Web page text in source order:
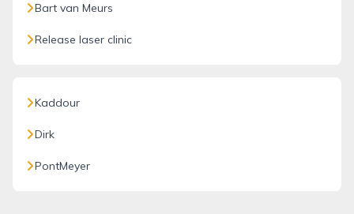
Bart van Meurs
Release laser clinic
Kaddour
Dirk
PontMeyer